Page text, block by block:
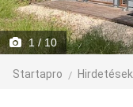
1/ 10
Startapro Hirdetések